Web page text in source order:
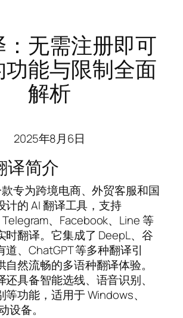
：无需注册即可
能与限制全面
解析
2025年8月6日
译简介
款专为跨境电商、外贸客服和国
计的 AI 翻译工具，支持
、Facebook、Line 等
时翻译。它集成了 DeepL、谷
道、ChatGPT 等多种翻译引
然流畅的多语种翻译体验。
还具备智能选线、语音识别、
功能，适用于 Windows、
设备。